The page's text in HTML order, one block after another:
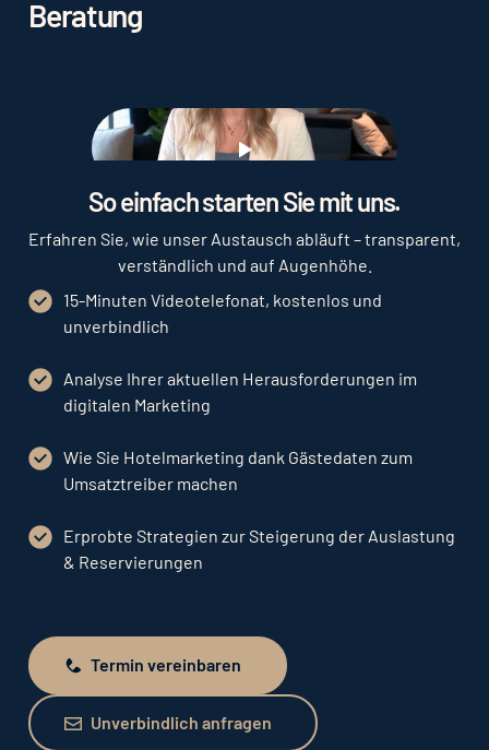
Form des online Hotelmarketings spart nicht nur
Tools sind zudem noch etwaige Grafik-Tools,
Tools zur Content-Erstellung und zur Social Media
Planung.
Beratung
Play
So einfach starten Sie mit uns.
Erfahren Sie, wie unser Austausch abläuft – transparent,
verständlich und auf Augenhöhe.
15-Minuten Videotelefonat, kostenlos und
unverbindlich
Analyse Ihrer aktuellen Herausforderungen im
digitalen Marketing
Wie Sie Hotelmarketing dank Gästedaten zum
Umsatztreiber machen
Erprobte Strategien zur Steigerung der Auslastung
& Reservierungen
Termin vereinbaren
Termin vereinbaren
Unverbindlich anfragen
Unverbindlich anfragen